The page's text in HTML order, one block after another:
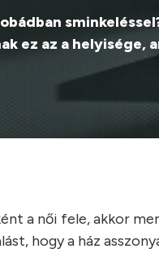
ez az a helyisége,
a női fele, akkor
hogy a ház